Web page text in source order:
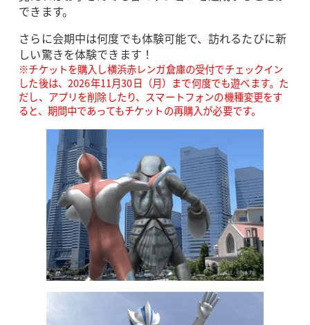
できます。
さらに会期中は何度でも体験可能で、訪れるたびに新
しい驚きを体験できます！
※チケットを購入し横浜赤レンガ倉庫の受付でチェックイン
した後は、2026年11月30日（月）まで何度でも遊べます。た
だし、アプリを削除したり、スマートフォンの機種変更をす
ると、期間中であってもチケットの再購入が必要です。